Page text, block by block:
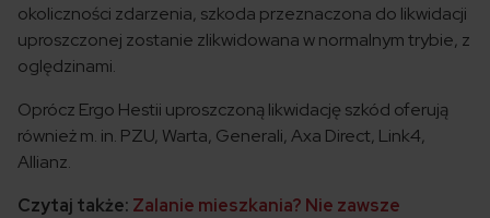
okoliczności zdarzenia, szkoda przeznaczona do likwidacji
uproszczonej zostanie zlikwidowana w normalnym trybie, z
oględzinami.
Oprócz Ergo Hestii uproszczoną likwidację szkód oferują
również m. in. PZU, Warta, Generali, Axa Direct, Link4,
Allianz.
Czytaj także: Zalanie mieszkania? Nie zawsze